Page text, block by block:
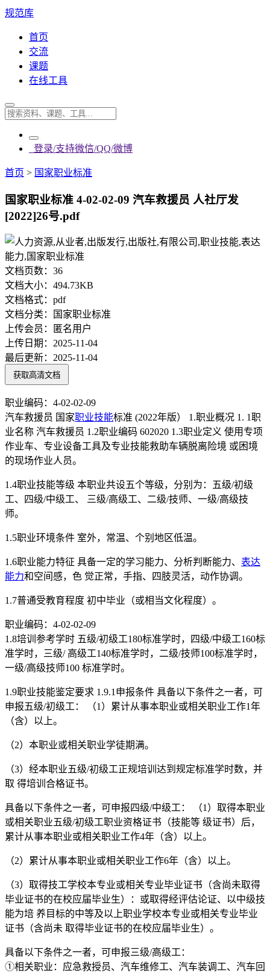
规范库
首页
交流
课题
在线工具
登录/支持微信/QQ/微博
首页 > 国家职业标准
国家职业标准 4-02-02-09 汽车救援员 人社厅发
[2022]26号.pdf
文档页数： 36
文档大小： 494.73KB
文档格式： pdf
文档分类：
国家职业标准
上传会员：
匿名用户
上传日期： 2025-11-04
最后更新： 2025-11-04
获取高清文档
职业编码：4-02-02-09
汽车救援员 国家职业技能标准 (2022年版） 1.职业概况 1. 1职
业名称 汽车救援员 1.2职业编码 602020 1.3职业定义 使用专项
作业车、专业设备工具及专业技能救助车辆脱离险境 或困境
的现场作业人员。
1.4职业技能等级 本职业共设五个等级，分别为：五级/初级
工、四级/中级工、 三级/高级工、二级/技师、一级/高级技
师。
1.5职业环境条件 室外，常温、个别地区低温。
1.6职业能力特征 具备一定的学习能力、分析判断能力、 表达
能力和空间感，色 觉正常，手指、四肢灵活，动作协调。
1.7普通受教育程度 初中毕业（或相当文化程度）。
职业编码：4-02-02-09
1.8培训参考学时 五级/初级工180标准学时，四级/中级工160标
准学时，三级/ 高级工140标准学时，二级/技师100标准学时，
一级/高级技师100 标准学时。
1.9职业技能鉴定要求 1.9.1申报条件 具备以下条件之一者，可
申报五级/初级工： （1）累计从事本职业或相关职业工作1年
（含）以上。
（2）本职业或相关职业学徒期满。
（3）经本职业五级/初级工正规培训达到规定标准学时数，并
取 得培训合格证书。
具备以下条件之一者，可申报四级/中级工： （1）取得本职业
或相关职业五级/初级工职业资格证书（技能等 级证书）后，
累计从事本职业或相关职业工作4年（含）以上。
（2）累计从事本职业或相关职业工作6年（含）以上。
（3）取得技工学校本专业或相关专业毕业证书（含尚未取得
毕业证书的在校应届毕业生）：或取得经评估论证、以中级技
能为培 养目标的中等及以上职业学校本专业或相关专业毕业
证书（含尚未 取得毕业证书的在校应届毕业生）。
具备以下条件之一者，可申报三级/高级工：
①相关职业：应急救授员、汽车维修工、汽车装调工、汽车回